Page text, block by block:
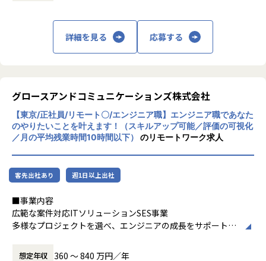
や得意不得意を一緒に明確化しましょう。
・アドバイザーが付きます
自己評価の際はアドバイザーを利用し、方向性や今後のキャ
【業務の変更の範囲】
給与を上げたい、残業を減らしたい、最新技術に携わりた
い、同じ現場に長く居たい…という希望も受け入れ、働く上
での満足度も高く、自己成長に向けてひたむきに取り組めま
算出
もちろん、契約単価が全てではなく、社内での活躍、現場か
らの評価、資格取得など数字以外の評価も取り入れていま
す。
私たちが、エンジニアの希望を尊重する理由は、”やりたい
ことが出来る環境”が成長に繋がると考えているからです。
エンジニアとして成長意欲の高いあなたをお待ちしておりま
す。
【社内の雰囲気】
平均年齢34歳、平均経験年数13年と、技術への向上心が高い
詳細を見る 応募する
グロースアンドコミュニケーションズ株式会社
【東京/正社員/リモート〇/エンジニア職】エンジニア職であなた
のやりたいことを叶えます！（スキルアップ可能／評価の可視化
／月の平均残業時間10時間以下）
のリモートワーク求人
客先出社あり 週1日以上出社
■事業内容
広範な案件対応ITソリューションSES事業
多様なプロジェクトを選べ、エンジニアの成長をサポートす
し、成長の機会を豊富に提供しています。
想定年収 360 〜 840 万円／年